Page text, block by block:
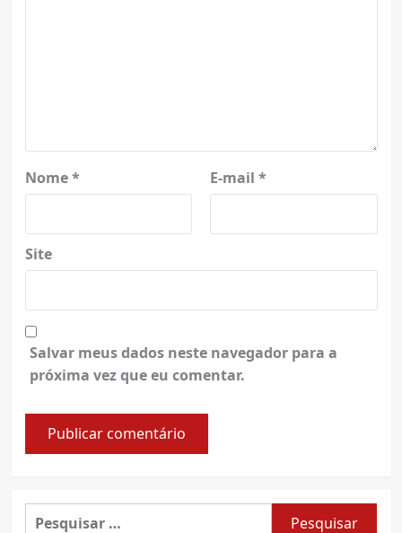
Nome* E-mail *
Site
Salvar meus dados neste navegador para a
próxima vez que eu comentar.
Pesquisar